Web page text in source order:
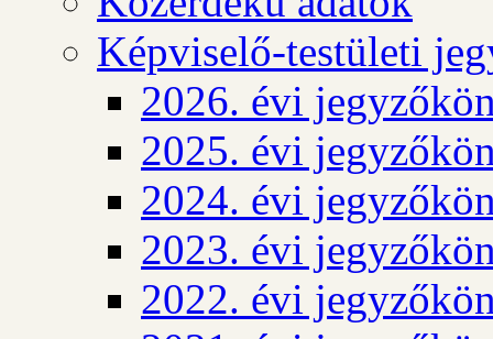
Képviselő-testületi
2026. évi
2025. évi
2024. évi
2023. évi
2022. évi